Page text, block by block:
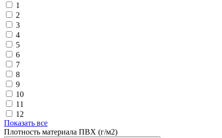
1
2
3
4
5
6
7
8
9
10
11
12
Показать все
Плотность материала ПВХ (г/м2)